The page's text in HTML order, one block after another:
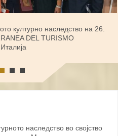
наследство после седум
MEDITERRANEA DEL
наследство во својство